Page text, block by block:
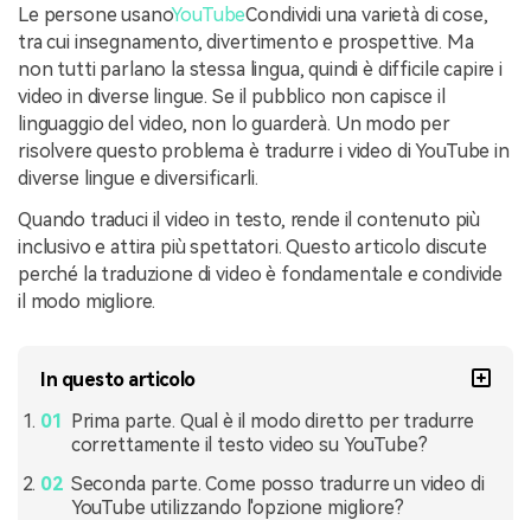
Le persone usanoYouTubeCondividi una varietà di cose,
tra cui insegnamento, divertimento e prospettive. Ma
non tutti parlano la stessa lingua, quindi è difficile capire i
video in diverse lingue. Se il pubblico non capisce il
linguaggio del video, non lo guarderà. Un modo per
risolvere questo problema è tradurre i video di YouTube in
diverse lingue e diversificarli.
Quando traduci il video in testo, rende il contenuto più
inclusivo e attira più spettatori. Questo articolo discute
perché la traduzione di video è fondamentale e condivide
il modo migliore.
In questo articolo
Prima parte. Qual è il modo diretto per tradurre
correttamente il testo video su YouTube?
Seconda parte. Come posso tradurre un video di
YouTube utilizzando l'opzione migliore?